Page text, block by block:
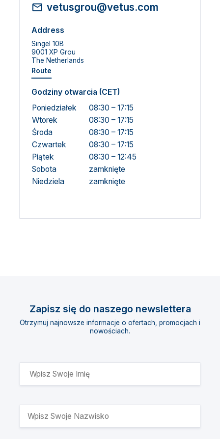
vetusgrou@vetus.com
Address
Singel 10B
9001 XP Grou
The Netherlands
Route
Godziny otwarcia (CET)
Poniedziałek
08:30 – 17:15
Wtorek
08:30 – 17:15
Środa
08:30 – 17:15
Czwartek
08:30 – 17:15
Piątek
08:30 – 12:45
Sobota
zamknięte
Niedziela
zamknięte
Zapisz się do naszego newslettera
Otrzymuj najnowsze informacje o ofertach, promocjach i
nowościach.